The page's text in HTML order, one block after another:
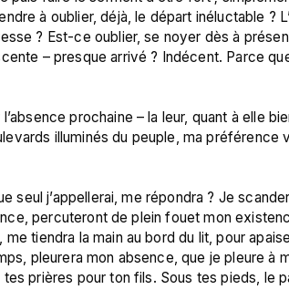
à oublier, déjà, le départ inéluctable ?
? Est-ce oublier, se noyer dès à
– presque arrivé ? Indécent. Parce
l’absence prochaine – la leur, quant à elle
illuminés du peuple, ma préférence
seul j’appellerai, me répondra ? Je
percuteront de plein fouet mon
tiendra la main au bord du lit, pour
pleurera mon absence, que je pleure à
prières pour ton fils. Sous tes pieds, le